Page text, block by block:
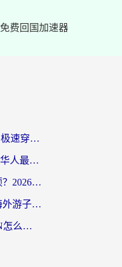
免费回国加速器
海外党必看：ChickCN和极速穿梭VPN好用吗？3招教你选对回国加速器无缝刷国内资源
斧牛和light哪个好？海外华人最关心的回国加速器选择难题，一篇讲透
在国外怎么用虎牙不卡顿？2026海外华人亲测有效的回国加速器选择指南
斧牛和加速喵好用吗？海外游子的真实选择困境
马来西亚留学生回国VPN怎么选？3个避坑点+1款实测好用的加速器推荐